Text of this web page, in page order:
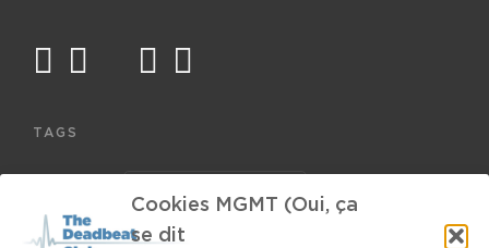
Cookies MGMT (Oui, ça
se dit
facebook
twitter
mail instagram
TAGS
Le Botanique Happy